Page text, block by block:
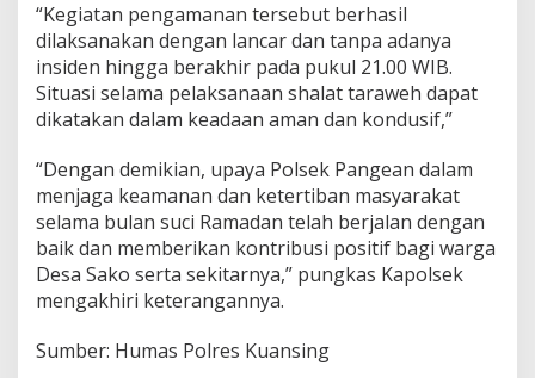
l
N
a
s
i
h
n
D
e
s
a
S
a
o
“Kegiatan pengamanan tersebut berhasil
dilaksanakan dengan lancar dan tanpa adanya
insiden hingga berakhir pada pukul 21.00 WIB.
Situasi selama pelaksanaan shalat taraweh dapat
dikatakan dalam keadaan aman dan kondusif,”
“Dengan demikian, upaya Polsek Pangean dalam
menjaga keamanan dan ketertiban masyarakat
selama bulan suci Ramadan telah berjalan dengan
baik dan memberikan kontribusi positif bagi warga
Desa Sako serta sekitarnya,” pungkas Kapolsek
mengakhiri keterangannya.
Sumber: Humas Polres Kuansing